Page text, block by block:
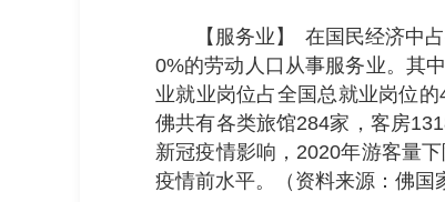
【服务业】 在国民经济中
0%的劳动人口从事服务业。其
业就业岗位占全国总就业岗位
佛共有各类旅馆284家，客房
新冠疫情影响，2020年游客量
疫情前水平。（资料来源：佛国